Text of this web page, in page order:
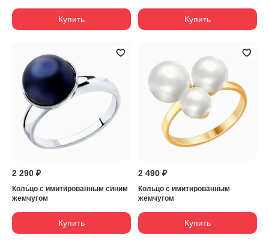
Купить Купить
2 290 ₽
Кольцо с имитированным синим
жемчугом
Купить
2 490 ₽
Кольцо с имитированным
жемчугом
Купить